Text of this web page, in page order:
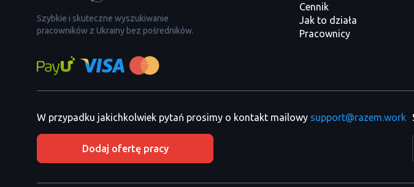
Szybkie i skuteczne wyszukiwanie
pracowników z Ukrainy bez pośredników.
Cennik
Jak to działa
Pracownicy
W przypadku jakichkolwiek pytań prosimy o kontakt mailowy support@razem.work
Dodaj ofertę pracy